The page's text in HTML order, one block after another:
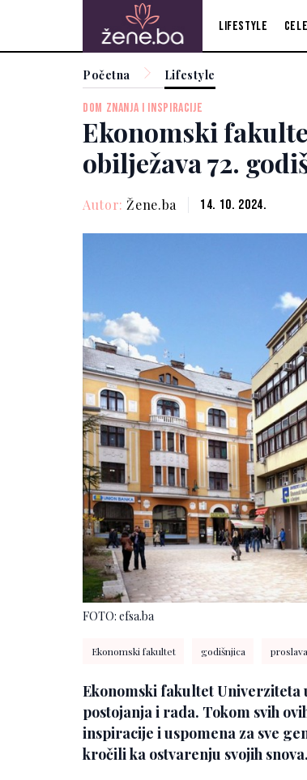
Lifestyle
Početna Lifestyle
DOM ZNANJA I INSPIRACIJE
Ekonomski
obilježava 72.
Autor: Žene.ba 14. 10. 2024.
FOTO: efsa.ba
Ekonomski fakultet godišnjica proslava
Ekonomski fakultet Univerziteta
postojanja i rada. Tokom svih
inspiracije i uspomena za sve
kročili ka ostvarenju svojih snova.